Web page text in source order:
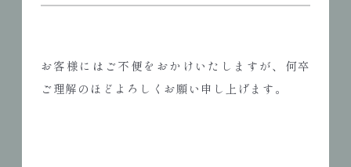
お客様にはご不便をおかけいたしますが、何卒
ご理解のほどよろしくお願い申し上げます。